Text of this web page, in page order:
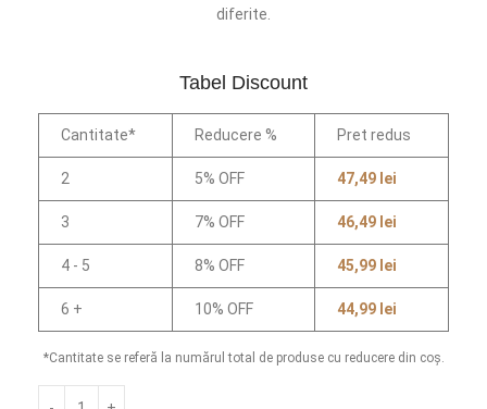
diferite.
Tabel Discount
Cantitate* Reducere % Pret redus
2 5% OFF 47,49 lei
3 7% OFF 46,49 lei
4 - 5 8% OFF 45,99 lei
6 + 10% OFF 44,99 lei
*Cantitate se referă la numărul total de produse cu reducere din coș.